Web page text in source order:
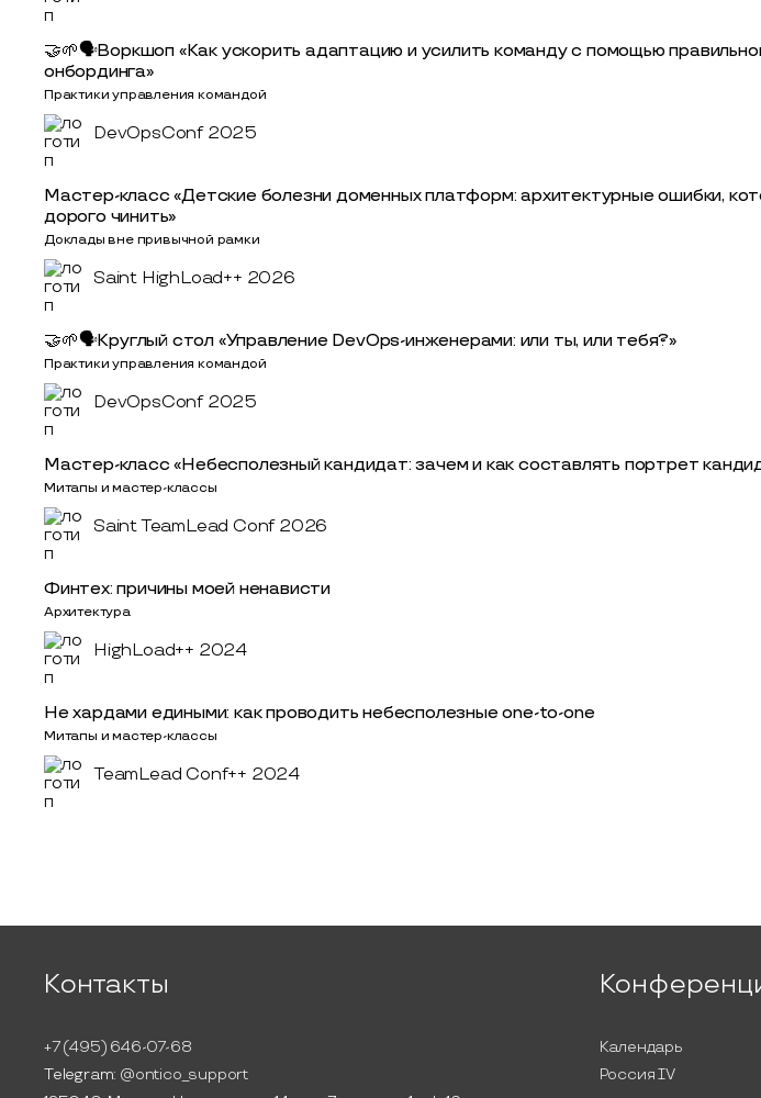
🤝🌱🗣Воркшоп «Как ускорить адаптацию и усилить команду с помощью
онбординга»
Практики управления командой
DevOpsConf 2025
Мастер-класс «Детские болезни доменных платформ: архитектурные ошибки,
дорого чинить»
Доклады вне привычной рамки
Saint HighLoad++ 2026
🤝🌱🗣Круглый стол «Управление DevOps-инженерами: или ты, или тебя?»
Практики управления командой
DevOpsConf 2025
Мастер-класс «Небесполезный кандидат: зачем и как составлять портрет
Митапы и мастер-классы
Saint TeamLead Conf 2026
Финтех: причины моей ненависти
Архитектура
HighLoad++ 2024
Не хардами едиными: как проводить небесполезные one-to-one
Митапы и мастер-классы
TeamLead Conf++ 2024
Контакты
+7 (495) 646-07-68
Telegram: @ontico_support
Календарь
Россия IV